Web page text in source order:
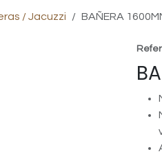
/ Jacuzzi BAÑERA